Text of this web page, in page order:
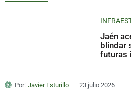
Jaén
blindar
futuras
Por: Javier Esturillo 23 julio 2026